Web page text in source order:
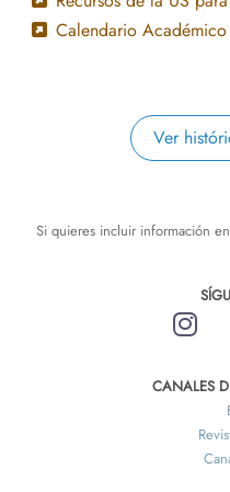
Calendario
Ver
Si quieres incluir información
CANALES